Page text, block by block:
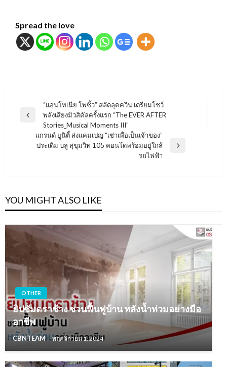
Spread the love
แนะแนว
เรื่อง
Previous
“แอนโทเนีย โพซิ้ว” สลัดลุคควีน เตรียมโชว์
พลังเสียงมิวสิคัลครั้งแรก “The EVER AFTER
Stories_Musical Moments III”
Next
แกรนด์ ยูนิตี้ ส่งแคมเปญ “เช่าเพื่อเป็นเจ้าของ”
ประเดิม บลู สุขุมวิท 105 คอนโดพร้อมอยู่ใกล้
รถไฟฟ้า
YOU MIGHT ALSO LIKE
OTHER
ยิปซัมตราช้าง ชวนฟื้นฟูบ้าน หลังน้ำท่วมอย่างมือ
อาชีพ
CBNTEAM พฤศจิกายน 1, 2024